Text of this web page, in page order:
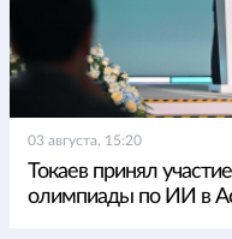
03 августа, 15:20
Токаев принял
олимпиады по ИИ в